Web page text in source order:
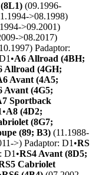
(09.1996-
>08.1998)
>09.2001)
>08.2017)
Padaptor:
•A6 Allroad (4BH;
Allroad (4GH;
Avant (4A5;
Avant (4G5;
Sportback
•A8 (4D2;
(8G7;
(89; B3) (11.1988-
>) Padaptor: D1 •RS
D1 •RS4 Avant (8D5;
Cabriolet